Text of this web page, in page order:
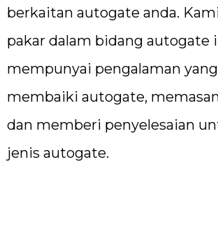
berkaitan autogate anda.
pakar dalam bidang autogate
mempunyai pengalaman
membaiki autogate,
dan memberi penyelesaian
jenis autogate.